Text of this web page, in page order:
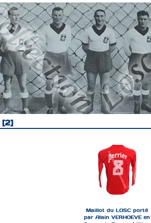
2
Maillot du LOSC porté
par Alain VERHOEVE en